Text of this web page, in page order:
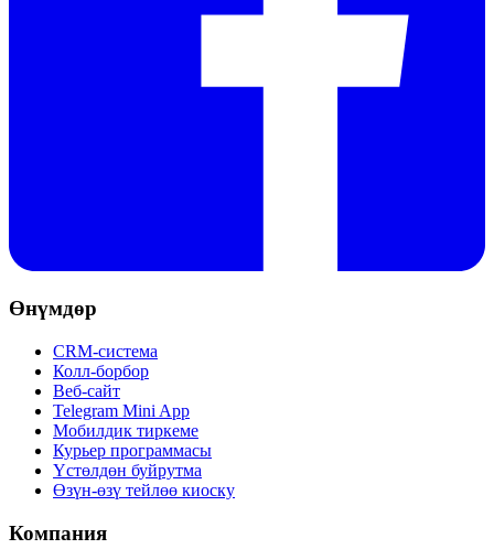
Өнүмдөр
CRM-система
Колл-борбор
Веб-сайт
Telegram Mini App
Мобилдик тиркеме
Курьер программасы
Үстөлдөн буйрутма
Өзүн-өзү тейлөө киоску
Компания